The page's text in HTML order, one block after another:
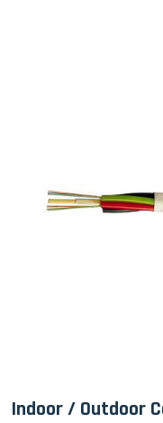
Indoor / Outdoor